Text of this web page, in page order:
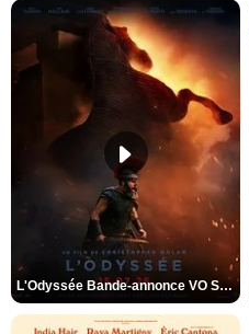
L'Odyssée Bande-annonce VO STFR